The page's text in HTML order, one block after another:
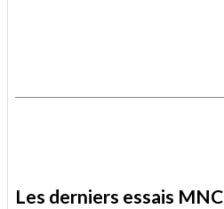
Les derniers essais MNC